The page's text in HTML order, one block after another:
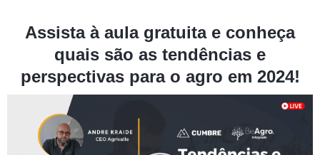
Assista à aula gratuita e conheça
quais são as tendências e
perspectivas para o agro em 2024!